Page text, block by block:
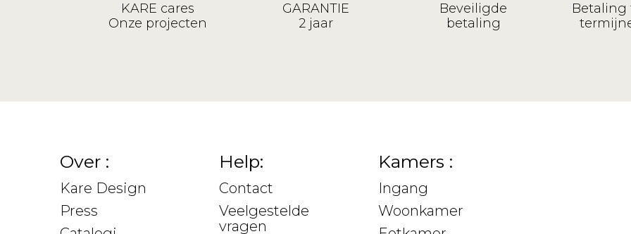
KARE cares
Onze projecten
GARANTIE
2 jaar
Beveiligde
betaling
Betaling
Over :
Kare Design
Press
Help:
Contact
Veelgestelde
vragen
Kamers :
Ingang
Woonkamer